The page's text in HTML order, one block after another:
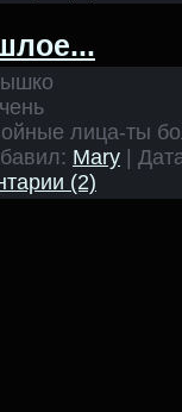
лица-ты
Mary |
(2)